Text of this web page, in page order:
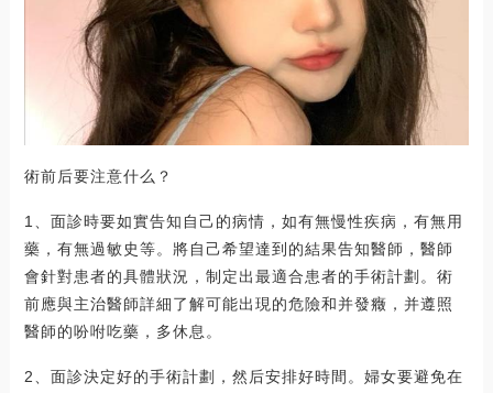
術前后要注意什么？
1、面診時要如實告知自己的病情，如有無慢性疾病，有無用
藥，有無過敏史等。將自己希望達到的結果告知醫師，醫師
會針對患者的具體狀況，制定出最適合患者的手術計劃。術
前應與主治醫師詳細了解可能出現的危險和并發癥，并遵照
醫師的吩咐吃藥，多休息。
2、面診決定好的手術計劃，然后安排好時間。婦女要避免在